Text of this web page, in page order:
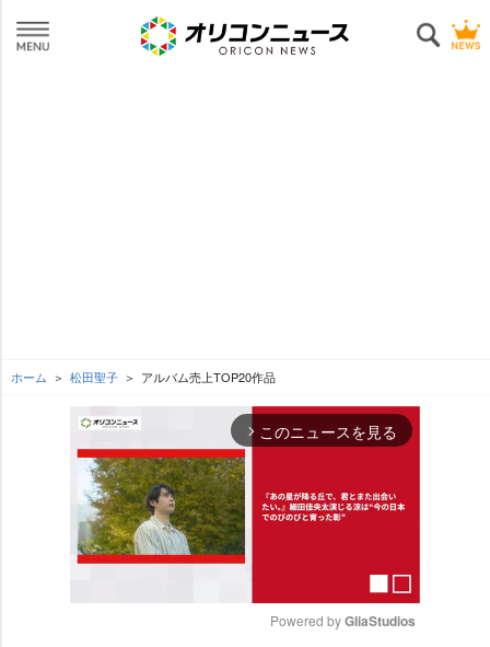
ホーム 松田聖子 アルバム売上TOP20作品
arrow_forward_ios このニュースを見る
Powered by GliaStudios